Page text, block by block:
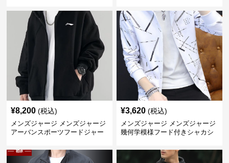
¥8,200 (税込)
メンズジャージ メンズジャージ
アーバンスポーツフードジャー
¥3,620 (税込)
メンズジャージ メンズジャージ
幾何学模様フード付きシャカシ